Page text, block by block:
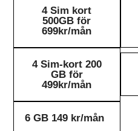
4 Sim kort
500GB för
699kr/mån
4 Sim-kort 200
GB för
499kr/mån
6 GB 149 kr/mån